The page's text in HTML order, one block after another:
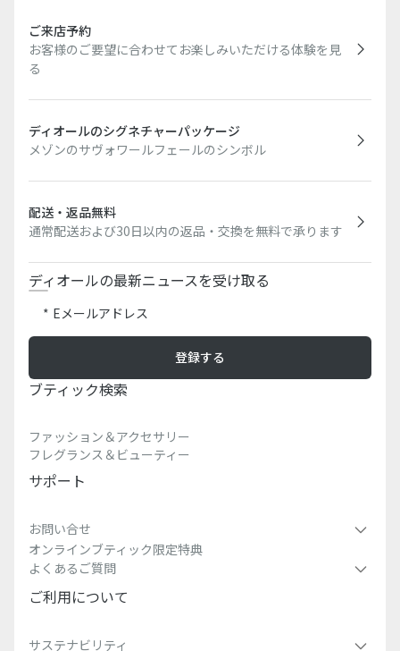
ご来店予約
お客様のご要望に合わせてお楽しみいただける体験を見
る
ディオールのシグネチャーパッケージ
メゾンのサヴォワールフェールのシンボル
配送・返品無料
通常配送および30日以内の返品・交換を無料で承ります
ディオールの最新ニュースを受け取る
Eメールアドレス
登録する
ブティック検索​
ファッション＆アクセサリー
フレグランス＆ビューティー
サポート
お問い合せ
オンラインブティック限定特典
よくあるご質問
ご利用について
サステナビリティ